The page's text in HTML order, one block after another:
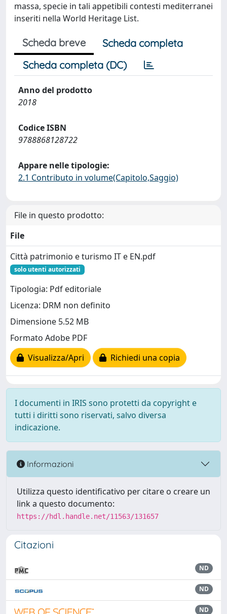
massa, specie in tali appetibili contesti mediterranei
inseriti nella World Heritage List.
Scheda breve
Scheda completa
Scheda completa (DC)
Anno del prodotto
2018
Codice ISBN
9788868128722
Appare nelle tipologie:
2.1 Contributo in volume(Capitolo,Saggio)
File in questo prodotto:
File
Città patrimonio e turismo IT e EN.pdf
solo utenti autorizzati
Tipologia: Pdf editoriale
Licenza: DRM non definito
Dimensione 5.52 MB
Formato Adobe PDF
Visualizza/Apri
Richiedi una copia
I documenti in IRIS sono protetti da copyright e
tutti i diritti sono riservati, salvo diversa
indicazione.
Informazioni
Utilizza questo identificativo per citare o creare un
link a questo documento:
https://hdl.handle.net/11563/131657
Citazioni
ND
ND
ND